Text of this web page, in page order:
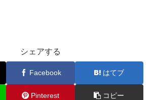
シェアする
Facebook はてブ
Pinterest コピー